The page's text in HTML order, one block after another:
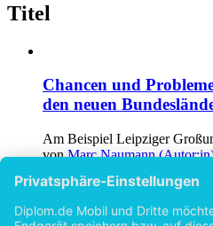
Titel
Chancen und
den neuen
Am Beispiel Leipziger
vonMarc Naumann
Impressum